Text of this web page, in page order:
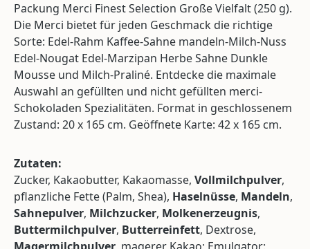
Packung Merci Finest Selection Große Vielfalt (250 g).
Die Merci bietet für jeden Geschmack die richtige
Sorte: Edel-Rahm Kaffee-Sahne mandeln-Milch-Nuss
Edel-Nougat Edel-Marzipan Herbe Sahne Dunkle
Mousse und Milch-Praliné. Entdecke die maximale
Auswahl an gefüllten und nicht gefüllten merci-
Schokoladen Spezialitäten. Format in geschlossenem
Zustand: 20 x 165 cm. Geöffnete Karte: 42 x 165 cm.
Zutaten:
Zucker, Kakaobutter, Kakaomasse, Vollmilchpulver,
pflanzliche Fette (Palm, Shea), Haselnüsse, Mandeln,
Sahnepulver, Milchzucker, Molkenerzeugnis,
Buttermilchpulver, Butterreinfett, Dextrose,